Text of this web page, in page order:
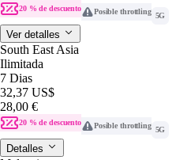
20 % de descuento Posible throttling 5G
Ver detalles
South East Asia
Ilimitada
7 Dias
32,37 US$
28,00 €
20 % de descuento Posible throttling 5G
Detalles